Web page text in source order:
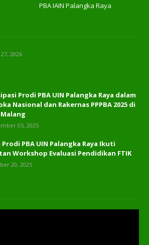
PBA IAIN Palangka Raya
2026
Prodi PBA UIN Palangka Raya dalam
Nasional dan Rakernas PPPBA 2025 di
05, 2025
PBA UIN Palangka Raya Ikuti
Workshop Evaluasi Pendidikan FTIK
20, 2025